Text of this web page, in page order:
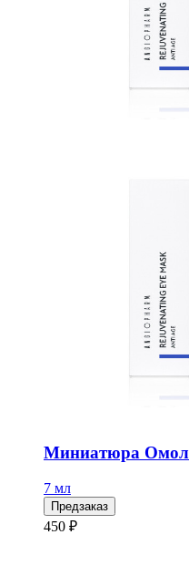
Миниатюра
7 мл
Предзаказ
450 ₽